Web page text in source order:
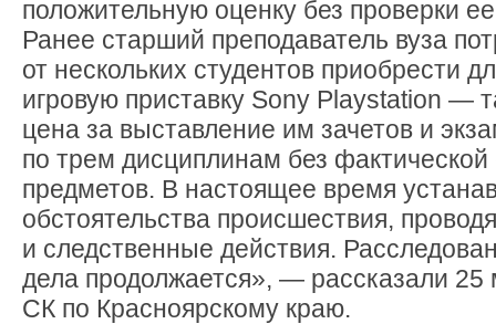
положительную оценку без проверки
Ранее старший преподаватель вуза
от нескольких студентов приобрести
игровую приставку Sony Playstation —
цена за выставление им зачетов и
по трем дисциплинам без фактической
предметов. В настоящее время
обстоятельства происшествия,
и следственные действия.
дела продолжается», — рассказали 25
СК по Красноярскому краю.